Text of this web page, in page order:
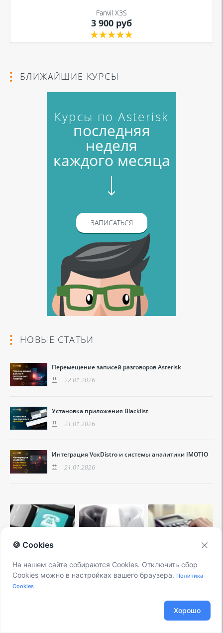
Fanvil X3S
3 900 руб
БЛИЖАЙШИЕ КУРСЫ
Курсы по Asterisk
последняя
неделя
каждого месяца
ЗАПИСАТЬСЯ
НОВЫЕ СТАТЬИ
Перемещение записей разговоров Asterisk
22.01.2026
Установка приложения Blacklist
21.01.2026
Интеграция VoxDistro и системы аналитики IMOTIO
21.01.2026
🍪 Cookies
На нашем сайте собираются Cookies. Отключить сбор
Cookies можно в настройках вашего браузера. Политика
Cookies
Хорошо